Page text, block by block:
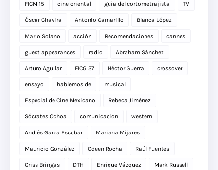
FICM 15 cine oriental guia del cortometrajista TV
Óscar Chavira Antonio Camarillo Blanca López
Mario Solano acción Recomendaciones cannes
guest appearances radio Abraham Sánchez
Arturo Aguilar FICG 37 Héctor Guerra crossover
ensayo hablemos de musical
Especial de Cine Mexicano Rebeca Jiménez
Sócrates Ochoa comunicacion western
Andrés Garza Escobar Mariana Mijares
Mauricio González Odeen Rocha Raúl Fuentes
Criss Bringas DTH Enrique Vázquez Mark Russell